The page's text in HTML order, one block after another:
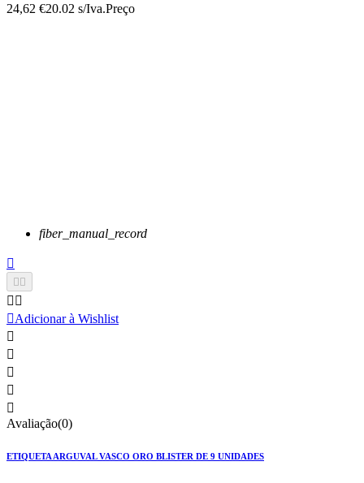
24,62 €20.02 s/Iva.Preço
fiber_manual_record


 
Adicionar à Wishlist





Avaliação(0)
ETIQUETA ARGUVAL VASCO ORO BLISTER DE 9 UNIDADES